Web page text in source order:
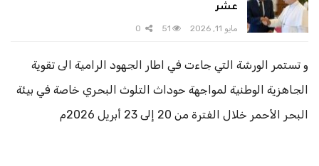
عشر
مايو 11, 2026 51
و تستمر الورشة التي جاءت في اطار الجهود الرامية الى تقوية
الجاهزية الوطنية لمواجهة حوداث التلوث البحري خاصة في بيئة
البحر الأحمر خلال الفترة من 20 إلى 23 أبريل 2026م